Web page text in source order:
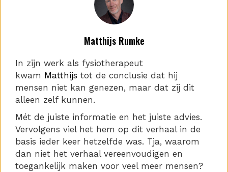
Matthijs Rumke
In zijn werk als fysiotherapeut
kwam Matthijs tot de conclusie dat hij
mensen niet kan genezen, maar dat zij dit
alleen zelf kunnen.
Mét de juiste informatie en het juiste advies.
Vervolgens viel het hem op dit verhaal in de
basis ieder keer hetzelfde was. Tja, waarom
dan niet het verhaal vereenvoudigen en
toegankelijk maken voor veel meer mensen?